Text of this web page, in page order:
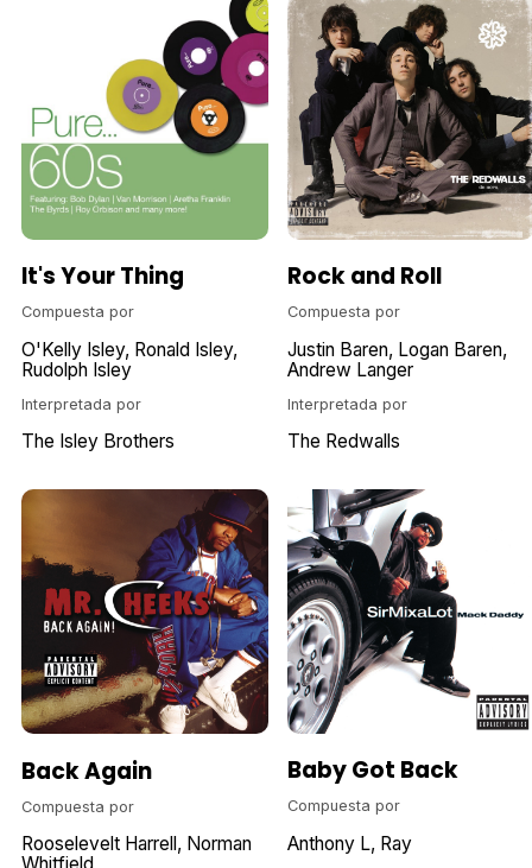
It's Your Thing
Compuesta por
O'Kelly Isley Ronald Isley
Rudolph Isley
Interpretada por
The Isley Brothers
Rock and Roll
Compuesta por
Justin Baren Logan Baren
Andrew Langer
Interpretada por
The Redwalls
Back Again
Compuesta por
Rooselevelt Harrell
Norman
Baby Got Back
Compuesta por
Anthony L Ray